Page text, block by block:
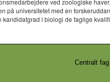
ved zoologiske
universitetet med en
i biologi de faglige
Centralt